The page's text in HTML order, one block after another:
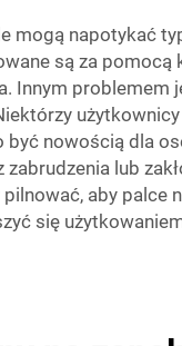
mogą napotykać
są za
Innym
nowością dla
lub
aby palce
się